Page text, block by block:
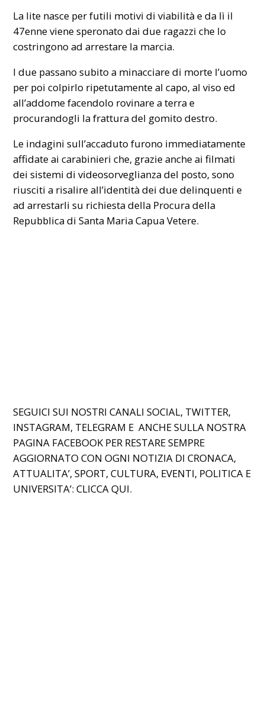
La lite nasce per futili motivi di viabilità e da lì il
47enne viene speronato dai due ragazzi che lo
costringono ad arrestare la marcia.
I due passano subito a minacciare di morte l’uomo
per poi colpirlo ripetutamente al capo, al viso ed
all’addome facendolo rovinare a terra e
procurandogli la frattura del gomito destro.
Le indagini sull’accaduto furono immediatamente
affidate ai carabinieri che, grazie anche ai filmati
dei sistemi di videosorveglianza del posto, sono
riusciti a risalire all’identità dei due delinquenti e
ad arrestarli su richiesta della Procura della
Repubblica di Santa Maria Capua Vetere.
SEGUICI SUI NOSTRI CANALI SOCIAL, TWITTER,
INSTAGRAM, TELEGRAM E ANCHE SULLA NOSTRA
PAGINA FACEBOOK PER RESTARE SEMPRE
AGGIORNATO CON OGNI NOTIZIA DI CRONACA,
ATTUALITA’, SPORT, CULTURA, EVENTI, POLITICA E
UNIVERSITA’: CLICCAQUI.